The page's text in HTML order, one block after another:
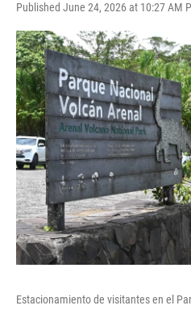
Published June 24, 2026 at 10:27 AM
Estacionamiento de visitantes en el